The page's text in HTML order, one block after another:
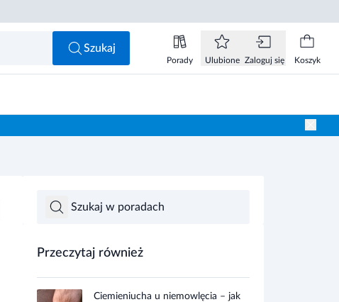
Szukaj
Porady Ulubione Zaloguj się Koszyk
Przeczytaj również
Ciemieniucha u niemowlęcia – jak